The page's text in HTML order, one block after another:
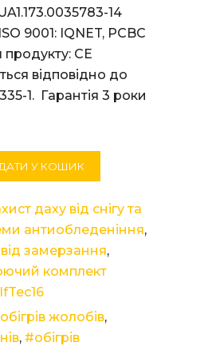
14
9001: IQNET, PCBC
СЕ
відповідно до
1. Гарантія 3 роки
У КОШИК
даху від снігу та
антиобледеніння,
замерзання,
комплект
жолобів,
, #обігрів